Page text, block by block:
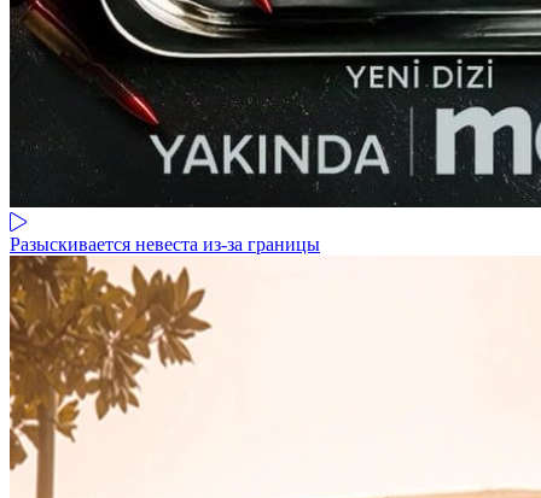
Разыскивается невеста из-за границы